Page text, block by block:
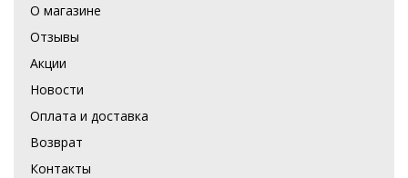
О магазине
Отзывы
Акции
Новости
Оплата и доставка
Возврат
Контакты